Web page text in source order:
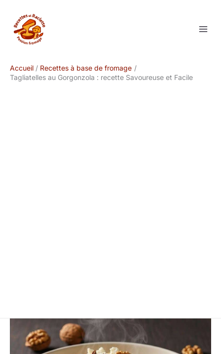
contenu
Accueil
Recettes à base de fromage
Tagliatelles au Gorgonzola : recette Savoureuse et Facile